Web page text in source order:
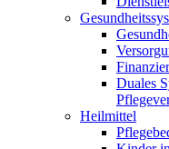
Duales
Heilmittel